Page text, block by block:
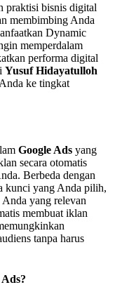
praktisi bisnis digital
membimbing Anda
Dynamic
memperdalam
performa digital
Yusuf Hidayatulloh
ke tingkat
Google Ads yang
secara otomatis
Berbeda dengan
kunci yang Anda pilih,
yang relevan
membuat iklan
tanpa harus